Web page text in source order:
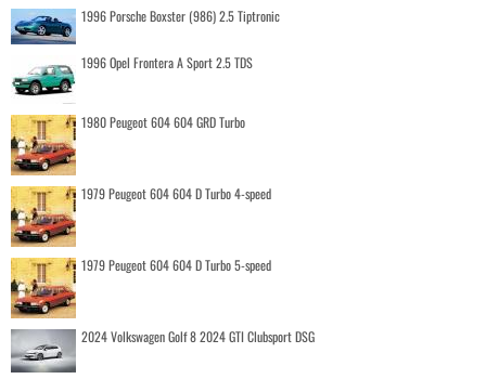
1996 Porsche Boxster (986) 2.5 Tiptronic
1996 Opel Frontera A Sport 2.5 TDS
1980 Peugeot 604 604 GRD Turbo
1979 Peugeot 604 604 D Turbo 4-speed
1979 Peugeot 604 604 D Turbo 5-speed
2024 Volkswagen Golf 8 2024 GTI Clubsport DSG